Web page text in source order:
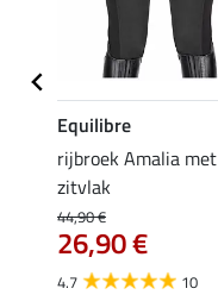
Equilibre
rijbroek Amalia met
zitvlak
44,90 €
26,90 €
4.7 10